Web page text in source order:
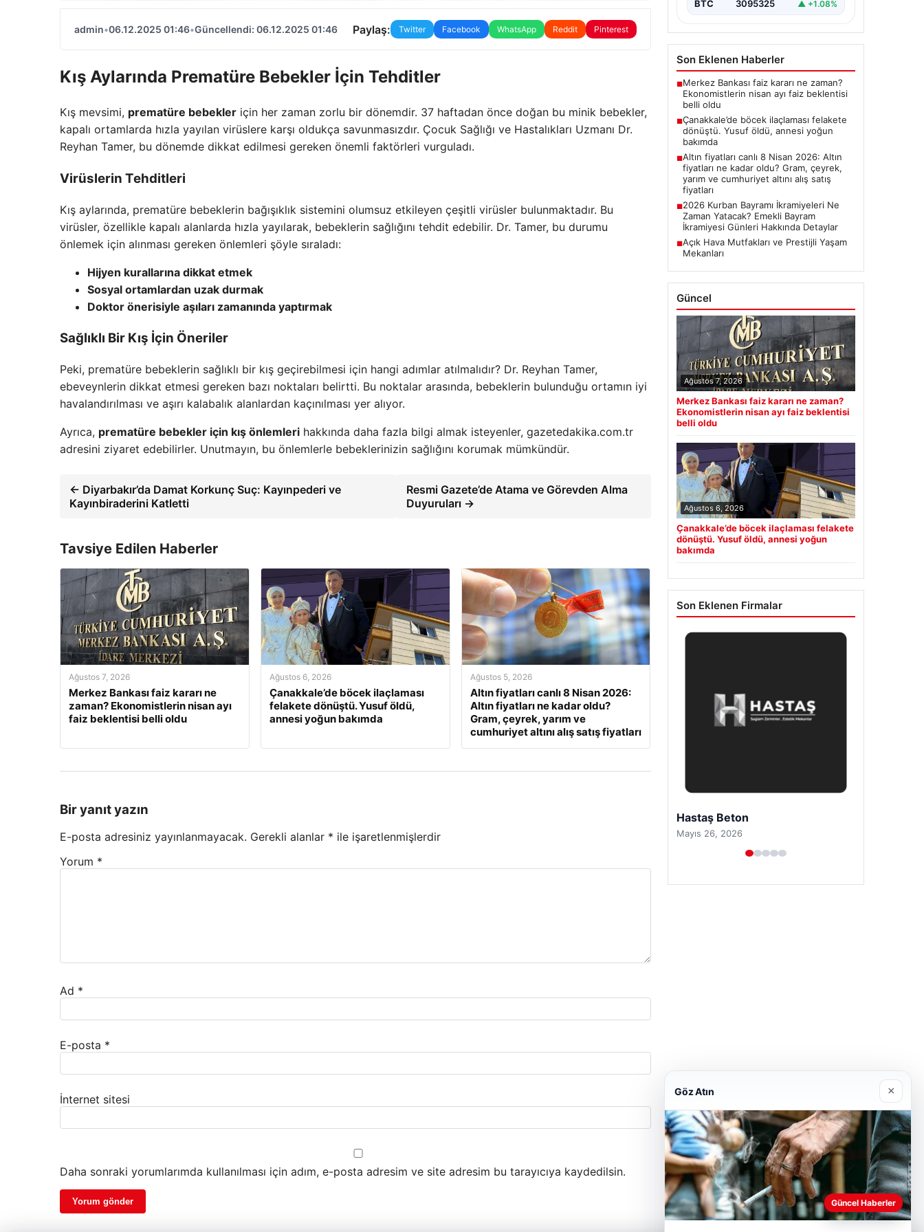
admin•06.12.2025 01:46•Güncellendi: 06.12.2025 01:46 Paylaş: Twitter Facebook WhatsApp Reddit Pinterest
Kış Aylarında Prematüre Bebekler İçin Tehditler
Kış mevsimi, prematüre bebekler için her zaman zorlu bir dönemdir. 37 haftadan önce doğan bu minik bebekler,
kapalı ortamlarda hızla yayılan virüslere karşı oldukça savunmasızdır. Çocuk Sağlığı ve Hastalıkları Uzmanı Dr.
Reyhan Tamer, bu dönemde dikkat edilmesi gereken önemli faktörleri vurguladı.
Virüslerin Tehditleri
Kış aylarında, prematüre bebeklerin bağışıklık sistemini olumsuz etkileyen çeşitli virüsler bulunmaktadır. Bu
virüsler, özellikle kapalı alanlarda hızla yayılarak, bebeklerin sağlığını tehdit edebilir. Dr. Tamer, bu durumu
önlemek için alınması gereken önlemleri şöyle sıraladı:
Hijyen kurallarına dikkat etmek
Sosyal ortamlardan uzak durmak
Doktor önerisiyle aşıları zamanında yaptırmak
Sağlıklı Bir Kış İçin Öneriler
Peki, prematüre bebeklerin sağlıklı bir kış geçirebilmesi için hangi adımlar atılmalıdır? Dr. Reyhan Tamer,
ebeveynlerin dikkat etmesi gereken bazı noktaları belirtti. Bu noktalar arasında, bebeklerin bulunduğu ortamın iyi
havalandırılması ve aşırı kalabalık alanlardan kaçınılması yer alıyor.
Ayrıca, prematüre bebekler için kış önlemleri hakkında daha fazla bilgi almak isteyenler, gazetedakika.com.tr
adresini ziyaret edebilirler. Unutmayın, bu önlemlerle bebeklerinizin sağlığını korumak mümkündür.
← Diyarbakır’da Damat Korkunç Suç: Kayınpederi ve
Kayınbiraderini Katletti
Resmi Gazete’de Atama ve Görevden Alma
Duyuruları →
Tavsiye Edilen Haberler
Ağustos 7, 2026
Merkez Bankası faiz kararı ne
zaman? Ekonomistlerin nisan ayı
faiz beklentisi belli oldu
Ağustos 6, 2026
Çanakkale’de böcek ilaçlaması
felakete dönüştü. Yusuf öldü,
annesi yoğun bakımda
Ağustos 5, 2026
Altın fiyatları canlı 8 Nisan 2026:
Altın fiyatları ne kadar oldu?
Gram, çeyrek, yarım ve
cumhuriyet altını alış satış fiyatları
Bir yanıt yazın
E-posta adresiniz yayınlanmayacak. Gerekli alanlar * ile işaretlenmişlerdir
Yorum *
Ad *
E-posta *
İnternet sitesi
Daha sonraki yorumlarımda kullanılması için adım, e-posta adresim ve site adresim bu tarayıcıya kaydedilsin.
BTC 3095325 ▲ +1.08%
Son Eklenen Haberler
■Merkez Bankası faiz kararı ne zaman?
Ekonomistlerin nisan ayı faiz beklentisi
belli oldu
■Çanakkale’de böcek ilaçlaması felakete
dönüştü. Yusuf öldü, annesi yoğun
bakımda
■Altın fiyatları canlı 8 Nisan 2026: Altın
fiyatları ne kadar oldu? Gram, çeyrek,
yarım ve cumhuriyet altını alış satış
fiyatları
■2026 Kurban Bayramı İkramiyeleri Ne
Zaman Yatacak? Emekli Bayram
İkramiyesi Günleri Hakkında Detaylar
■Açık Hava Mutfakları ve Prestijli Yaşam
Mekanları
Güncel
Ağustos 7, 2026
Merkez Bankası faiz kararı ne zaman?
Ekonomistlerin nisan ayı faiz beklentisi
belli oldu
Ağustos 6, 2026
Çanakkale’de böcek ilaçlaması felakete
dönüştü. Yusuf öldü, annesi yoğun
bakımda
Son Eklenen Firmalar
Prenses Night Club
Nisan 29, 2026
Göz Atın ×
Güncel Haberler